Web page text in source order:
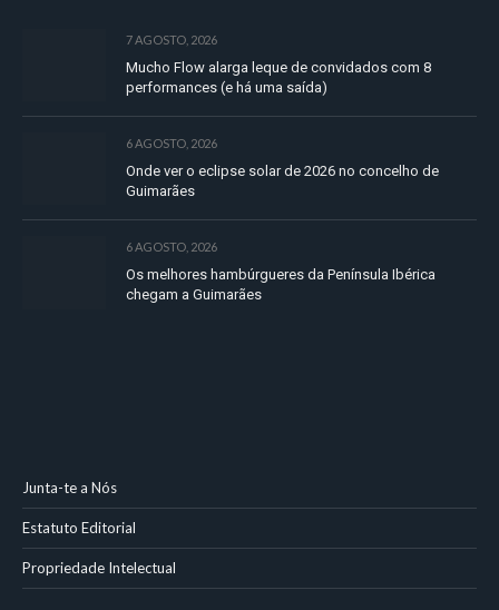
7 AGOSTO, 2026
Mucho Flow alarga leque de convidados com 8
performances (e há uma saída)
6 AGOSTO, 2026
Onde ver o eclipse solar de 2026 no concelho de
Guimarães
6 AGOSTO, 2026
Os melhores hambúrgueres da Península Ibérica
chegam a Guimarães
Junta-te a Nós
Estatuto Editorial
Propriedade Intelectual